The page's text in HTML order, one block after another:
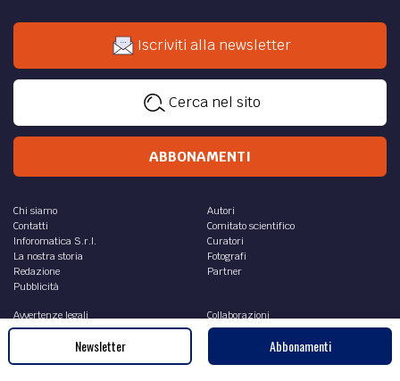
Iscriviti alla newsletter
Cerca nel sito
ABBONAMENTI
Chi siamo
Contatti
Inforomatica S.r.l.
La nostra storia
Redazione
Pubblicità
Autori
Comitato scientifico
Curatori
Fotografi
Partner
Avvertenze legali
Contestazioni
Collaborazioni
Recensioni
Sei un fotografo?
Norme redazionali generali
Newsletter Abbonamenti